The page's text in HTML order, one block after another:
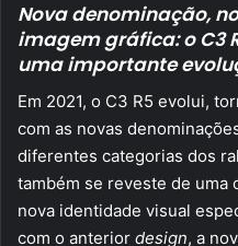
Nova denominação,
imagem gráfica: o C3
uma importante
Em 2021, o C3 R5 evolui,
com as novas
diferentes categorias dos
também se reveste de uma
nova identidade visual
com o anterior design, a